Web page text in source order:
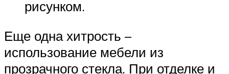
рисунком.
Еще одна хитрость –
использование мебели из
прозрачного стекла. При отделке и